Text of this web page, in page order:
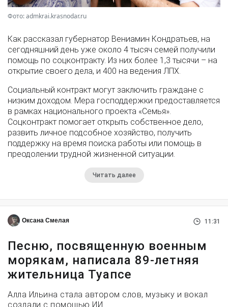
Фото: admkrai.krasnodar.ru
Как рассказал губернатор Вениамин Кондратьев, на
сегодняшний день уже около 4 тысяч семей получили
помощь по соцконтракту. Из них более 1,3 тысячи – на
открытие своего дела, и 400 на ведения ЛПХ.
Социальный контракт могут заключить граждане с
низким доходом. Мера господдержки предоставляется
в рамках национального проекта «Семья».
Соцконтракт помогает открыть собственное дело,
развить личное подсобное хозяйство, получить
поддержку на время поиска работы или помощь в
преодолении трудной жизненной ситуации.
Читать далее
Оксана Смелая 11:31
Песню, посвященную военным
морякам, написала 89-летняя
жительница Туапсе
Алла Ильина стала автором слов, музыку и вокал
создали с помощью ИИ